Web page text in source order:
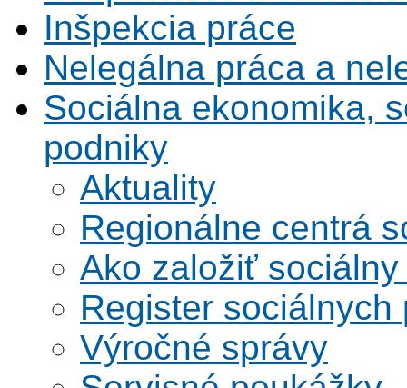
Inšpekcia práce
Nelegálna práca a
Sociálna ekonomika,
podniky
Aktuality
Regionálne centrá
Ako založiť
Register sociálnych
Výročné správy